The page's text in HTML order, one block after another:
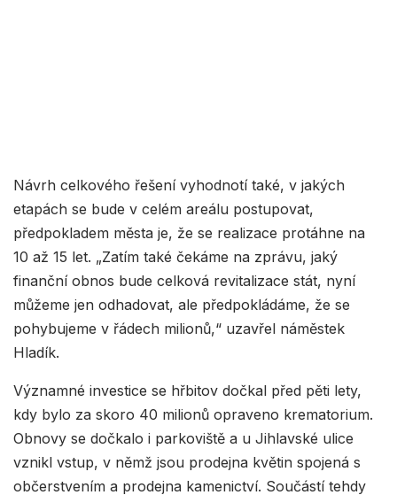
Návrh celkového řešení vyhodnotí také, v jakých
etapách se bude v celém areálu postupovat,
předpokladem města je, že se realizace protáhne na
10 až 15 let. „Zatím také čekáme na zprávu, jaký
finanční obnos bude celková revitalizace stát, nyní
můžeme jen odhadovat, ale předpokládáme, že se
pohybujeme v řádech milionů,“ uzavřel náměstek
Hladík.
Významné investice se hřbitov dočkal před pěti lety,
kdy bylo za skoro 40 milionů opraveno krematorium.
Obnovy se dočkalo i parkoviště a u Jihlavské ulice
vznikl vstup, v němž jsou prodejna květin spojená s
občerstvením a prodejna kamenictví. Součástí tehdy